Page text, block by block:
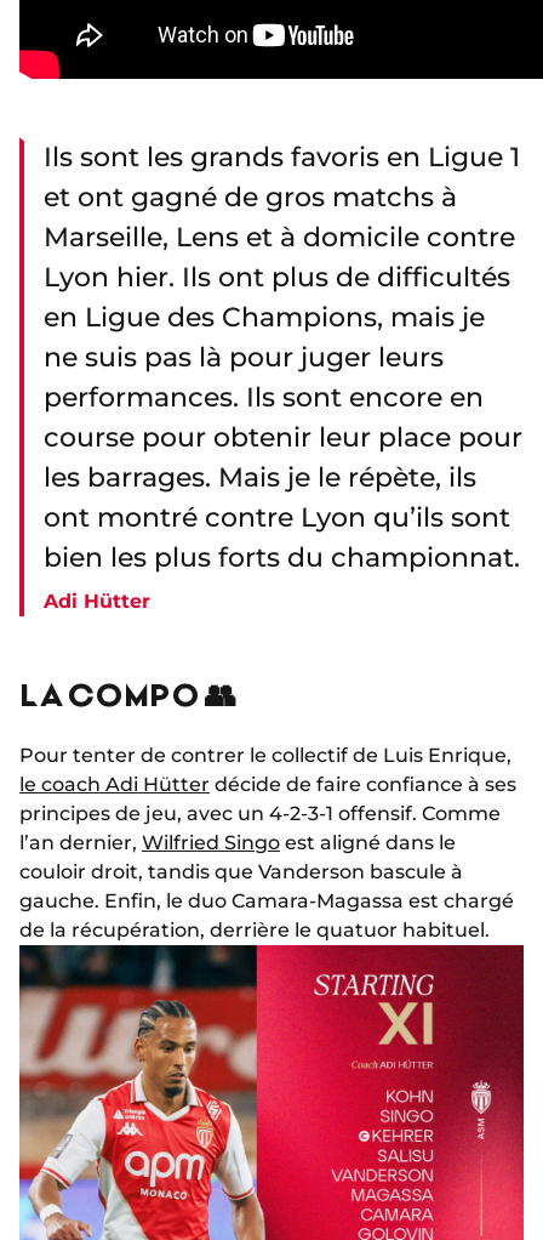
Ils sont les grands favoris en Ligue 1
et ont gagné de gros matchs à
Marseille, Lens et à domicile contre
Lyon hier. Ils ont plus de difficultés
en Ligue des Champions, mais je
ne suis pas là pour juger leurs
performances. Ils sont encore en
course pour obtenir leur place pour
les barrages. Mais je le répète, ils
ont montré contre Lyon qu’ils sont
bien les plus forts du championnat.
Adi Hütter
LA COMPO 👥
Pour tenter de contrer le collectif de Luis Enrique,
le coach Adi Hütter décide de faire confiance à ses
principes de jeu, avec un 4-2-3-1 offensif. Comme
l’an dernier, Wilfried Singo est aligné dans le
couloir droit, tandis que Vanderson bascule à
gauche. Enfin, le duo Camara-Magassa est chargé
de la récupération, derrière le quatuor habituel.